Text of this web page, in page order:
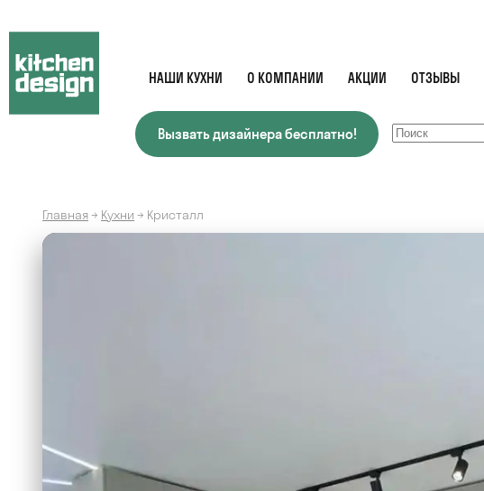
НАШИ КУХНИ О КОМПАНИИ АКЦИИ ОТЗЫВЫ
Вызвать дизайнера бесплатно!
Главная→ Кухни → Кристалл